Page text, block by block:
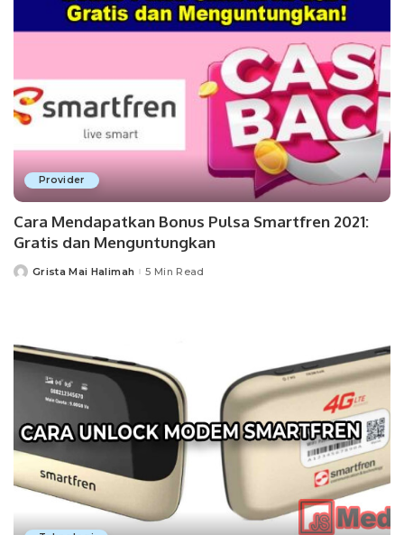
Provider
Cara Mendapatkan Bonus Pulsa Smartfren 2021:
Gratis dan Menguntungkan
PostedGrista Mai Halimah 5 Min Read